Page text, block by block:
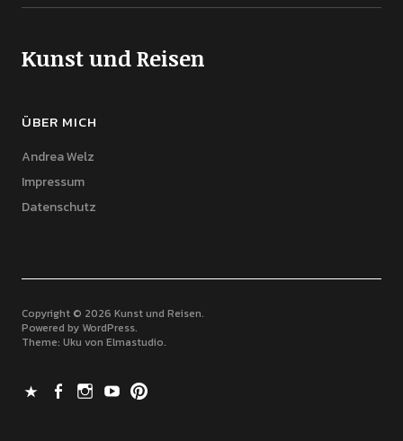
Kunst und Reisen
ÜBER MICH
Andrea Welz
Impressum
Datenschutz
Copyright © 2026 Kunst und Reisen
Powered by WordPress
Theme: Uku von Elmastudio